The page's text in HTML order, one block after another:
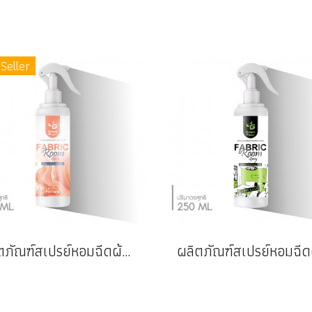
ผลิตภัณฑ์สเปรย์หอมฉีดผ้าและปรับอากาศ : ROYAL PERFUME